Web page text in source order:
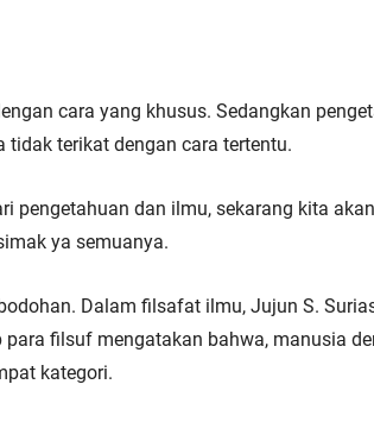
cara yang khusus. Sedangkan
tidak terikat dengan cara tertentu.
pengetahuan dan ilmu, sekarang kita
ya semuanya.
Dalam filsafat ilmu, Jujun S.
para filsuf mengatakan bahwa, manusia
kategori.